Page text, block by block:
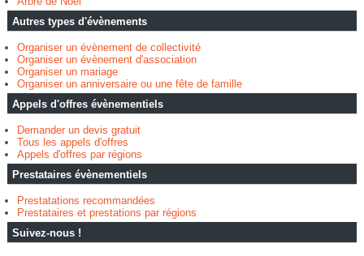
Autres types d'évènements
Organiser un évènement de collectivité
Organiser un évènement d'association
Organiser un mariage
Organiser un anniversaire ou une fête de famille
Appels d'offres évènementiels
Demander un devis gratuit
Tous les appels d'offres
Appels d'offres par régions
Prestataires évènementiels
Prestatations recommandées
Prestataires et prestations par régions
Suivez-nous !